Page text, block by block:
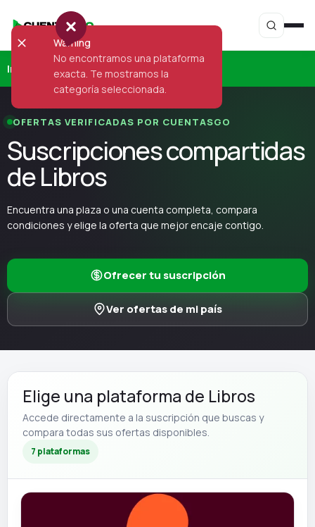
Inicio Libros
OFERTAS VERIFICADAS POR CUENTASGO
Suscripciones compartidas
de Libros
Encuentra una plaza o una cuenta completa, compara
condiciones y elige la oferta que mejor encaje contigo.
Ofrecer tu suscripción
Ver ofertas de mi país
Elige una plataforma de Libros
Accede directamente a la suscripción que buscas y
compara todas sus ofertas disponibles.
7 plataformas
Warning
No encontramos una plataforma
exacta. Te mostramos la
categoría seleccionada.